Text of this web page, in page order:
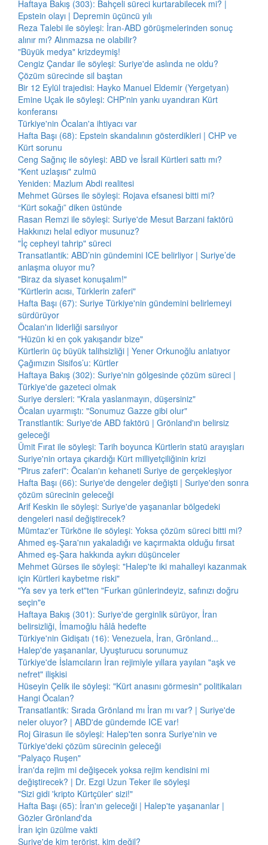
Haftaya Bakış (303): Bahçeli süreci kurtarabilecek mi? |
Epstein olayı | Depremin üçüncü yılı
Reza Talebi ile söyleşi: İran-ABD görüşmelerinden sonuç
alınır mı? Alınmazsa ne olabilir?
"Büyük medya" krizdeymiş!
Cengiz Çandar ile söyleşi: Suriye'de aslında ne oldu?
Çözüm sürecinde sil baştan
Bir 12 Eylül trajedisi: Hayko Manuel Eldemir (Yergetyan)
Emine Uçak ile söyleşi: CHP'nin yankı uyandıran Kürt
konferansı
Türkiye'nin Öcalan'a ihtiyacı var
Hafta Başı (68): Epstein skandalının gösterdikleri | CHP ve
Kürt sorunu
Ceng Sağnıç ile söyleşi: ABD ve İsrail Kürtleri sattı mı?
"Kent uzlaşısı" zulmü
Yeniden: Mazlum Abdi realitesi
Mehmet Gürses ile söyleşi: Rojava efsanesi bitti mi?
“Kürt sokağı” diken üstünde
Rasan Remzi ile söyleşi: Suriye'de Mesut Barzani faktörü
Hakkınızı helal ediyor musunuz?
"İç cepheyi tahrip" süreci
Transatlantik: ABD’nin gündemini ICE belirliyor | Suriye’de
anlaşma oluyor mu?
"Biraz da siyaset konuşalım!"
"Kürtlerin acısı, Türklerin zaferi"
Hafta Başı (67): Suriye Türkiye'nin gündemini belirlemeyi
sürdürüyor
Öcalan'ın liderliği sarsılıyor
"Hüzün ki en çok yakışandır bize"
Kürtlerin üç büyük talihsizliği | Yener Orkunoğlu anlatıyor
Çağımızın Sisifos’u: Kürtler
Haftaya Bakış (302): Suriye'nin gölgesinde çözüm süreci |
Türkiye'de gazeteci olmak
Suriye dersleri: "Krala yaslanmayın, düşersiniz"
Öcalan uyarmıştı: "Sonumuz Gazze gibi olur"
Transtlantik: Suriye'de ABD faktörü | Grönland'ın belirsiz
geleceği
Ümit Fırat ile söyleşi: Tarih boyunca Kürtlerin statü arayışları
Suriye'nin ortaya çıkardığı Kürt milliyetçiliğinin krizi
"Pirus zaferi": Öcalan'ın kehaneti Suriye de gerçekleşiyor
Hafta Başı (66): Suriye'de dengeler değişti | Suriye'den sonra
çözüm sürecinin geleceği
Arif Keskin ile söyleşi: Suriye'de yaşananlar bölgedeki
dengeleri nasıl değiştirecek?
Mümtaz'er Türköne ile söyleşi: Yoksa çözüm süreci bitti mi?
Ahmed eş-Şara'nın yakaladığı ve kaçırmakta olduğu fırsat
Ahmed eş-Şara hakkında aykırı düşünceler
Mehmet Gürses ile söyleşi: "Halep'te iki mahalleyi kazanmak
için Kürtleri kaybetme riski"
"Ya sev ya terk et"ten "Furkan günlerindeyiz, safınızı doğru
seçin"e
Haftaya Bakış (301): Suriye'de gerginlik sürüyor, İran
belirsizliği, İmamoğlu hâlâ hedefte
Türkiye'nin Gidişatı (16): Venezuela, İran, Grönland...
Halep'de yaşananlar, Uyuşturucu sorunumuz
Türkiye'de İslamcıların İran rejimiyle yıllara yayılan "aşk ve
nefret" ilişkisi
Hüseyin Çelik ile söyleşi: "Kürt anasını görmesin" politikaları
Hangi Öcalan?
Transatlantik: Sırada Grönland mı İran mı var? | Suriye'de
neler oluyor? | ABD'de gündemde ICE var!
Roj Girasun ile söyleşi: Halep'ten sonra Suriye'nin ve
Türkiye'deki çözüm sürecinin geleceği
"Palyaço Ruşen"
İran'da rejim mi değişecek yoksa rejim kendisini mi
değiştirecek? | Dr. Ezgi Uzun Teker ile söyleşi
"Sizi gidi 'kripto Kürtçüler' sizi!"
Hafta Başı (65): İran'ın geleceği | Halep'te yaşananlar |
Gözler Grönland'da
İran için üzülme vakti
Suriye'de kim terörist, kim değil?